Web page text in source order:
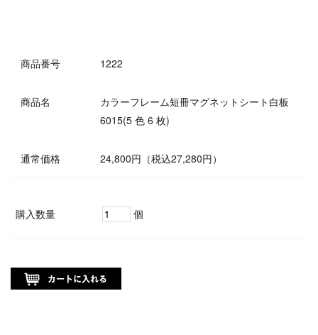
商品番号 1222
商品名
カラーフレーム短冊マグネットシート白板
6015(5 色 6 枚)
通常価格 24,800円（税込27,280円）
購入数量 個